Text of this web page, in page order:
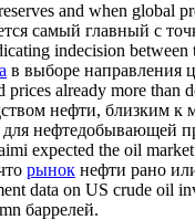
and when global
самый главный с
indecision between
в выборе направления
prices already more
нефти, близким к
нефтедобывающей
expected the oil market
рынок нефти рано
data on US crude oil
баррелей.